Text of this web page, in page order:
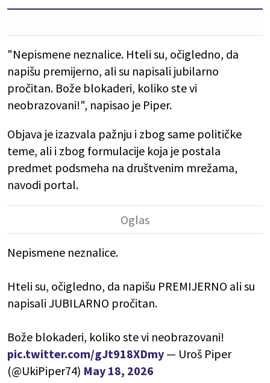
"Nepismene neznalice. Hteli su, očigledno, da
napišu premijerno, ali su napisali jubilarno
pročitan. Bože blokaderi, koliko ste vi
neobrazovani!", napisao je Piper.
Objava je izazvala pažnju i zbog same političke
teme, ali i zbog formulacije koja je postala
predmet podsmeha na društvenim mrežama,
navodi portal.
Nepismene neznalice.
Hteli su, očigledno, da napišu PREMIJERNO ali su
napisali JUBILARNO pročitan.
Bože blokaderi, koliko ste vi neobrazovani!
pic.twitter.com/gJt918XDmy — Uroš Piper
(@UkiPiper74) May 18, 2026